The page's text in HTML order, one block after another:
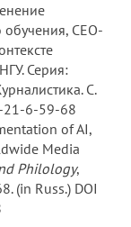
обучения, СЕО-
Серия:
С.
21-6-59-68
of AI,
Media
Philology,
(in Russ.) DOI